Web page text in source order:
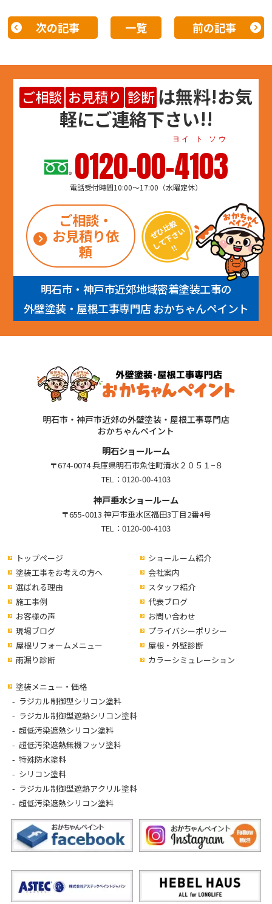
次の記事 一覧 前の記事
ご相談 お見積り 診断 は無料!お気
軽にご連絡下さい!!
0120-00-4103
ヨイ ト ソウ
電話受付時間10:00～17:00（水曜定休）
ご相談・
お見積り依
頼
明石市・神戸市近郊地域密着塗装工事の
外壁塗装・屋根工事専門店 おかちゃんペイント
明石市・神戸市近郊の外壁塗装・屋根工事専門店
おかちゃんペイント
明石ショールーム
〒674-0074 兵庫県明石市魚住町清水２０５１−８
TEL： 0120-00-4103
神戸垂水ショールーム
〒655-0013 神戸市垂水区福田3丁目2番4号
TEL： 0120-00-4103
トップページ
塗装工事をお考えの方へ
選ばれる理由
ショールーム紹介
会社案内
スタッフ紹介
施工事例
お客様の声
現場ブログ
代表ブログ
お問い合わせ
プライバシーポリシー
屋根リフォームメニュー
雨漏り診断
屋根・外壁診断
カラーシミュレーション
塗装メニュー・価格
ラジカル制御型シリコン塗料
ラジカル制御型遮熱シリコン塗料
超低汚染遮熱シリコン塗料
超低汚染遮熱無機フッソ塗料
特殊防水塗料
シリコン塗料
ラジカル制御型遮熱アクリル塗料
超低汚染遮熱シリコン塗料